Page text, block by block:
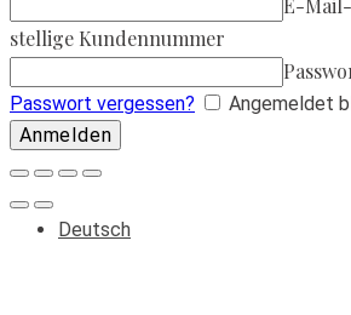
E-
stellige Kundennummer
Passwort vergessen? Angemeldet
Deutsch